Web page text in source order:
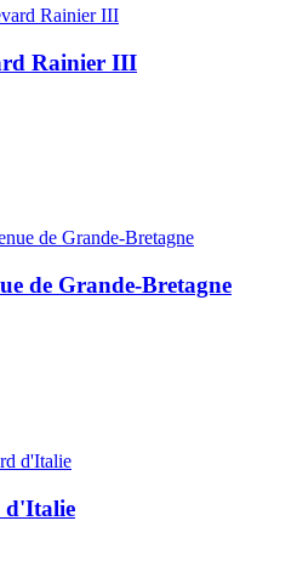
Rainier III
de Grande-Bretagne
d'Italie